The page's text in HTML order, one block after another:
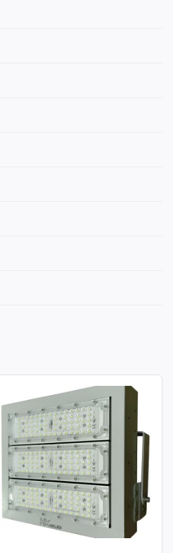
ĐÈN PHA LED MODULE SMD
P02 – CÔNG SUẤT 150W
Công suất: 150W
Hiệu suất chiếu sáng: 130lm/W
Nhiệt độ màu: 3.000K / 4.000K /
6.000K
Chỉ số hoàn màu: CRI≥70
Tuổi thọ L70: 50.000h
Hệ số công suất: >0.95
Điện áp sử dụng: AC 100-277V ~